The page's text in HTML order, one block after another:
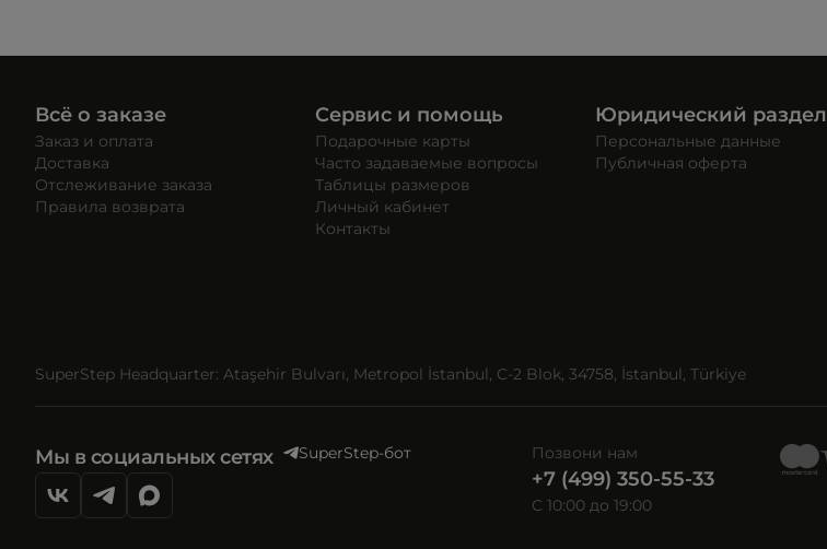
Всё о заказе
Заказ и оплата
Доставка
Отслеживание заказа
Правила возврата
Сервис и помощь
Подарочные карты
Часто задаваемые вопросы
Таблицы размеров
Личный кабинет
Контакты
Юридический раздел
Персональные данные
Публичная оферта
SuperStep Headquarter: Ataşehir Bulvarı, Metropol İstanbul, C-2 Blok, 34758, İstanbul, Türkiye
Мы в социальных сетях SuperStep-бот Позвони нам
+7 (499) 350-55-33
C 10:00 до 19:00